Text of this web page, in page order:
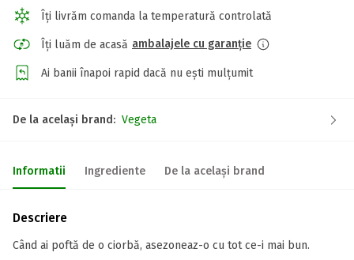
Îți livrăm comanda la temperatură controlată
Îți luăm de acasă ambalajele cu garanție
Ai banii înapoi rapid dacă nu ești mulțumit
De la același brand: Vegeta
Informatii Ingrediente De la același brand
Descriere
Când ai poftă de o ciorbă, asezoneaz-o cu tot ce-i mai bun.